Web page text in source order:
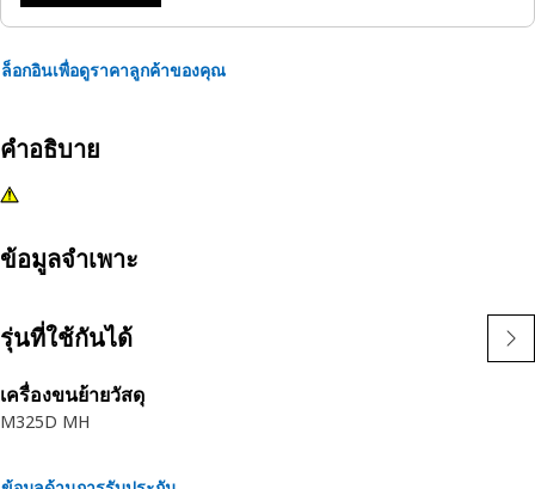
ล็อกอินเพื่อดูราคาลูกค้าของคุณ
คำอธิบาย
ข้อมูลจำเพาะ
รุ่นที่ใช้กันได้
เครื่องขนย้ายวัสดุ
M325D MH